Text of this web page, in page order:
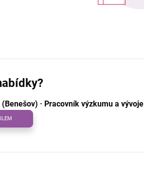
· Pracovník výzkumu a vývoje